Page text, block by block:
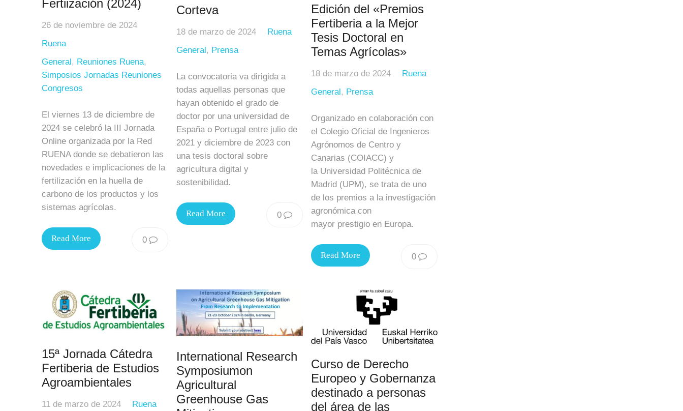
Fertiización (2024)
26 de noviembre de 2024
Ruena
General, Reuniones Ruena,
Simposios Jornadas Reuniones
Congresos
El viernes 13 de diciembre de
2024 se celebró la III Jornada
Online organizada por la Red
RUENA donde se debatieron las
novedades e implicaciones de la
fertilización en la huella de
carbono de los productos y los
sistemas agrícolas.
0
Read More
Corteva
18 de marzo de 2024
Ruena
General, Prensa
La convocatoria va dirigida a
todas aquellas personas que
hayan obtenido el grado de
doctor por una universidad de
España o Portugal entre julio de
2021 y diciembre de 2023 con
una tesis doctoral sobre
agricultura digital y
sostenibilidad.
0
Read More
Edición del «Premios
Fertiberia a la Mejor
Tesis Doctoral en
Temas Agrícolas»
18 de marzo de 2024
Ruena
General, Prensa
Organizado en colaboración con
el Colegio Oficial de Ingenieros
Agrónomos de Centro y
Canarias (COIACC) y
la Universidad Politécnica de
Madrid (UPM), se trata de uno
de los premios a la investigación
agronómica con
mayor prestigio en Europa.
0
Read More
15ª Jornada Cátedra
Fertiberia de Estudios
Agroambientales
11 de marzo de 2024
Ruena
International Research
Symposiumon
Agricultural
Greenhouse Gas
Curso de Derecho
Europeo y Gobernanza
destinado a personas
del área de las